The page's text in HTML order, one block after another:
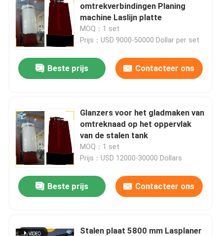
omtrekverbindingen Planing
machine Laslijn platte
MOQ：1 set
Prijs：USD 9000-50000 Dollar per set
Beste prijs Contacteer ons
Glanzers voor het gladmaken van
omtreknaad op het oppervlak
van de stalen tank
MOQ：1 set
Prijs：USD 12000-30000 Dollars
Beste prijs Contacteer ons
Stalen plaat 5800 mm Lasplaner